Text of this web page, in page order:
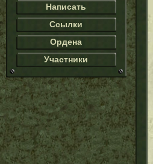
Написать
Ссылки
Ордена
Участники